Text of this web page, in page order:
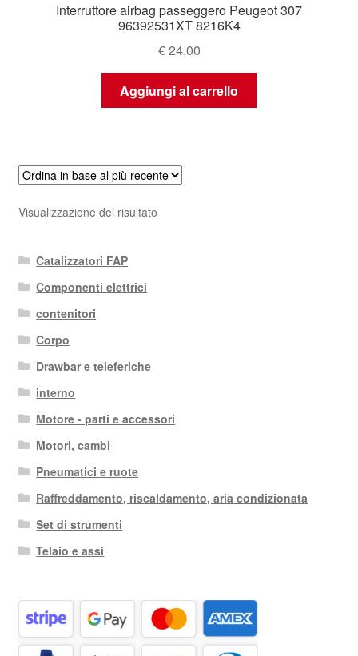
Interruttore airbag passeggero Peugeot 307
96392531XT 8216K4
€24.00
Aggiungi al carrello
Visualizzazione del risultato
Catalizzatori FAP
Componenti elettrici
contenitori
Corpo
Drawbar e teleferiche
interno
Motore - parti e accessori
Motori, cambi
Pneumatici e ruote
Raffreddamento, riscaldamento, aria condizionata
Set di strumenti
Telaio e assi